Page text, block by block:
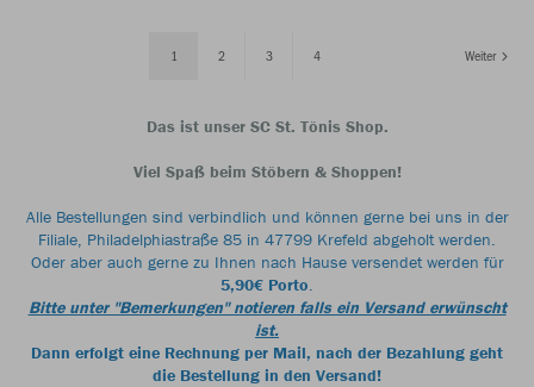
1 2 3 4 Weiter
Das ist unser SC St. Tönis Shop.
Viel Spaß beim Stöbern & Shoppen!
Alle Bestellungen sind verbindlich und können gerne bei uns in der
Filiale, Philadelphiastraße 85 in 47799 Krefeld abgeholt werden.
Oder aber auch gerne zu Ihnen nach Hause versendet werden für
5,90€ Porto.
Bitte unter "Bemerkungen" notieren falls ein Versand erwünscht
ist.
Dann erfolgt eine Rechnung per Mail, nach der Bezahlung geht
die Bestellung in den Versand!